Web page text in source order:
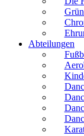
Abteilungen